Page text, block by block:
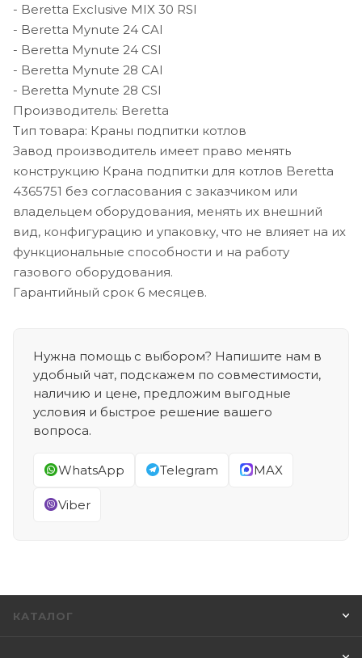
- Beretta Exclusive MIX 30 RSI
- Beretta Mynute 24 CAI
- Beretta Mynute 24 CSI
- Beretta Mynute 28 CAI
- Beretta Mynute 28 CSI
Производитель: Beretta
Тип товара: Краны подпитки котлов
Завод производитель имеет право менять
конструкцию Крана подпитки для котлов Beretta
4365751 без согласования с заказчиком или
владельцем оборудования, менять их внешний
вид, конфигурацию и упаковку, что не влияет на их
функциональные способности и на работу
газового оборудования.
Гарантийный срок 6 месяцев.
Нужна помощь с выбором? Напишите нам в
удобный чат, подскажем по совместимости,
наличию и цене, предложим выгодные
условия и быстрое решение вашего
вопроса.
WhatsApp Telegram MAX
Viber
КАТАЛОГ